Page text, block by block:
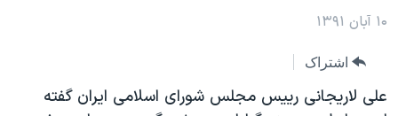
جهش
اصلی
ایران
برنامه های تلویزیونی
جدول برنامه ها
۱۰ آبان ۱۳۹۱
اشتراک
علی لاريجانی رييس مجلس شورای اسلامی ايران گفته